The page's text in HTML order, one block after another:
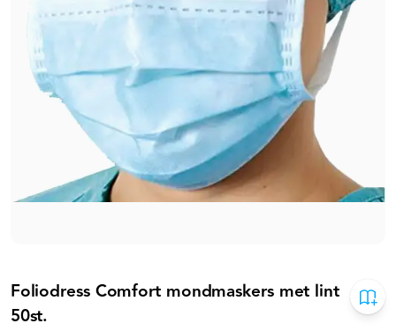
Foliodress Comfort mondmaskers met lint
50st.